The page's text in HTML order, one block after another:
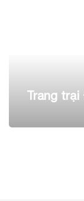
Trang trại